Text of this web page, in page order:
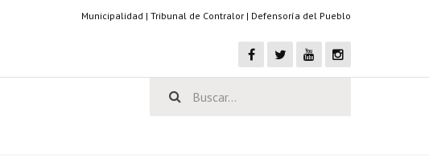
Municipalidad | Tribunal de Contralor | Defensoría del Pueblo